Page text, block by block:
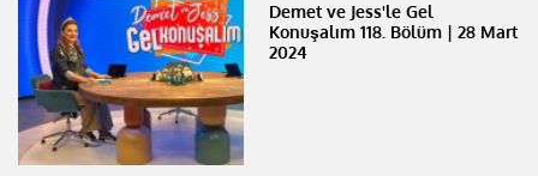
Demet ve Jess'le Gel
Konuşalım 118. Bölüm | 28 Mart
2024